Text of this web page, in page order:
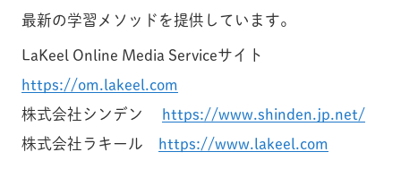
最新の学習メソッドを提供しています。
LaKeel Online Media Serviceサイト
https://om.lakeel.com
株式会社シンデン https://www.shinden.jp.net/
株式会社ラキール https://www.lakeel.com